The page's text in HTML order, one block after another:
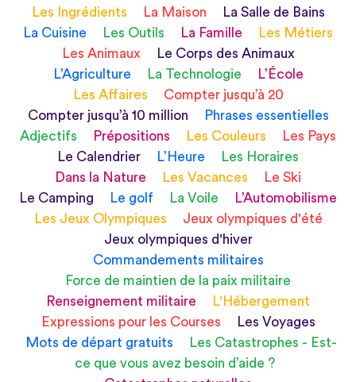
Les Ingrédients
La Maison
La Salle de Bains
La Cuisine
Les Outils La Famille
Les Métiers
Les Animaux
Le Corps des Animaux
L’Agriculture
La Technologie
L’École
Les Affaires
Compter jusqu’à 20
Compter jusqu’à 10 million
Phrases essentielles
Adjectifs
Prépositions Les Couleurs
Les Pays
Le Calendrier
L’Heure
Les Horaires
Dans la Nature
Les Vacances
Le Ski
Le Camping
Le golf La Voile
L’Automobilisme
Les Jeux Olympiques
Jeux olympiques d'été
Jeux olympiques d'hiver
Commandements militaires
Force de maintien de la paix militaire
Renseignement militaire
L'Hébergement
Expressions pour les Courses
Les Voyages
Mots de départ gratuits
Les Catastrophes - Est-
ce que vous avez besoin d’aide ?